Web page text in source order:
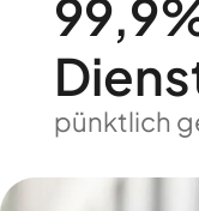
pünktlich